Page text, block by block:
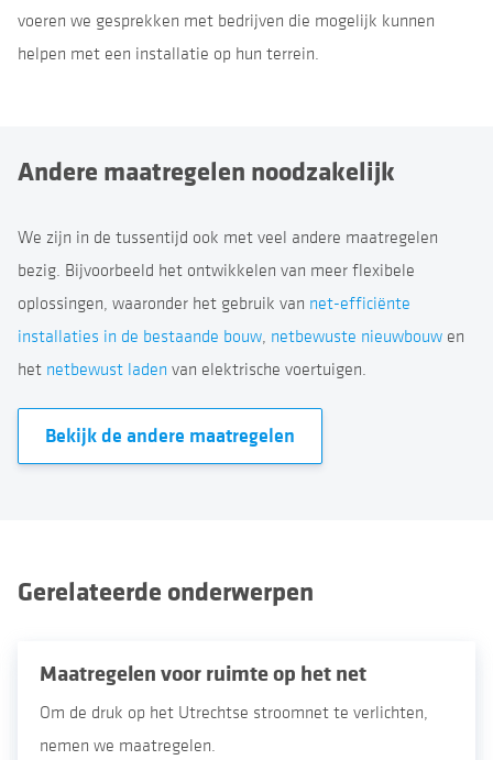
voeren we gesprekken met bedrijven die mogelijk kunnen
helpen met een installatie op hun terrein.
Andere maatregelen noodzakelijk
We zijn in de tussentijd ook met veel andere maatregelen
bezig. Bijvoorbeeld het ontwikkelen van meer flexibele
oplossingen, waaronder het gebruik van net-efficiënte
installaties in de bestaande bouw, netbewuste nieuwbouw en
het netbewust laden van elektrische voertuigen.
Bekijk de andere maatregelen
gerelateerde onderwerpen
Maatregelen voor ruimte op het net
Om de druk op het Utrechtse stroomnet te verlichten,
nemen we maatregelen.